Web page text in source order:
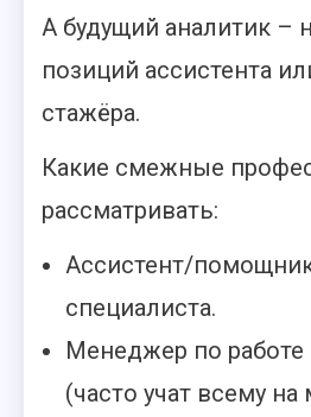
А будущий аналитик –
позиций ассистента
стажёра.
Какие смежные
рассматривать:
Ассистент/
специалиста.
Менеджер по работе
(часто учат всему на